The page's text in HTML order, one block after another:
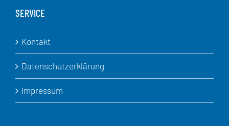
SERVICE
Kontakt
Datenschutzerklärung
Impressum